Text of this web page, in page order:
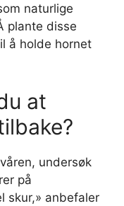
naturlige
plante disse
å holde hornet
at
undersøk
på
skur,» anbefaler